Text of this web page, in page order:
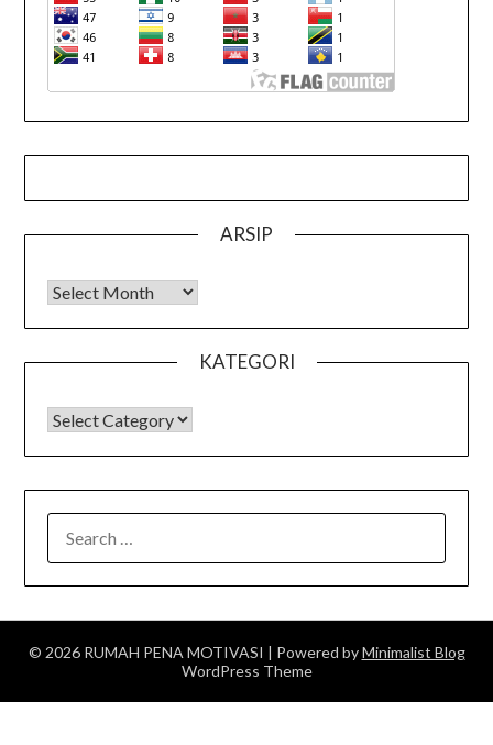
ARSIP
Arsip
KATEGORI
KATEGORI
FOR:
© 2026 RUMAH PENA MOTIVASI | Powered byMinimalist Blog
WordPress Theme